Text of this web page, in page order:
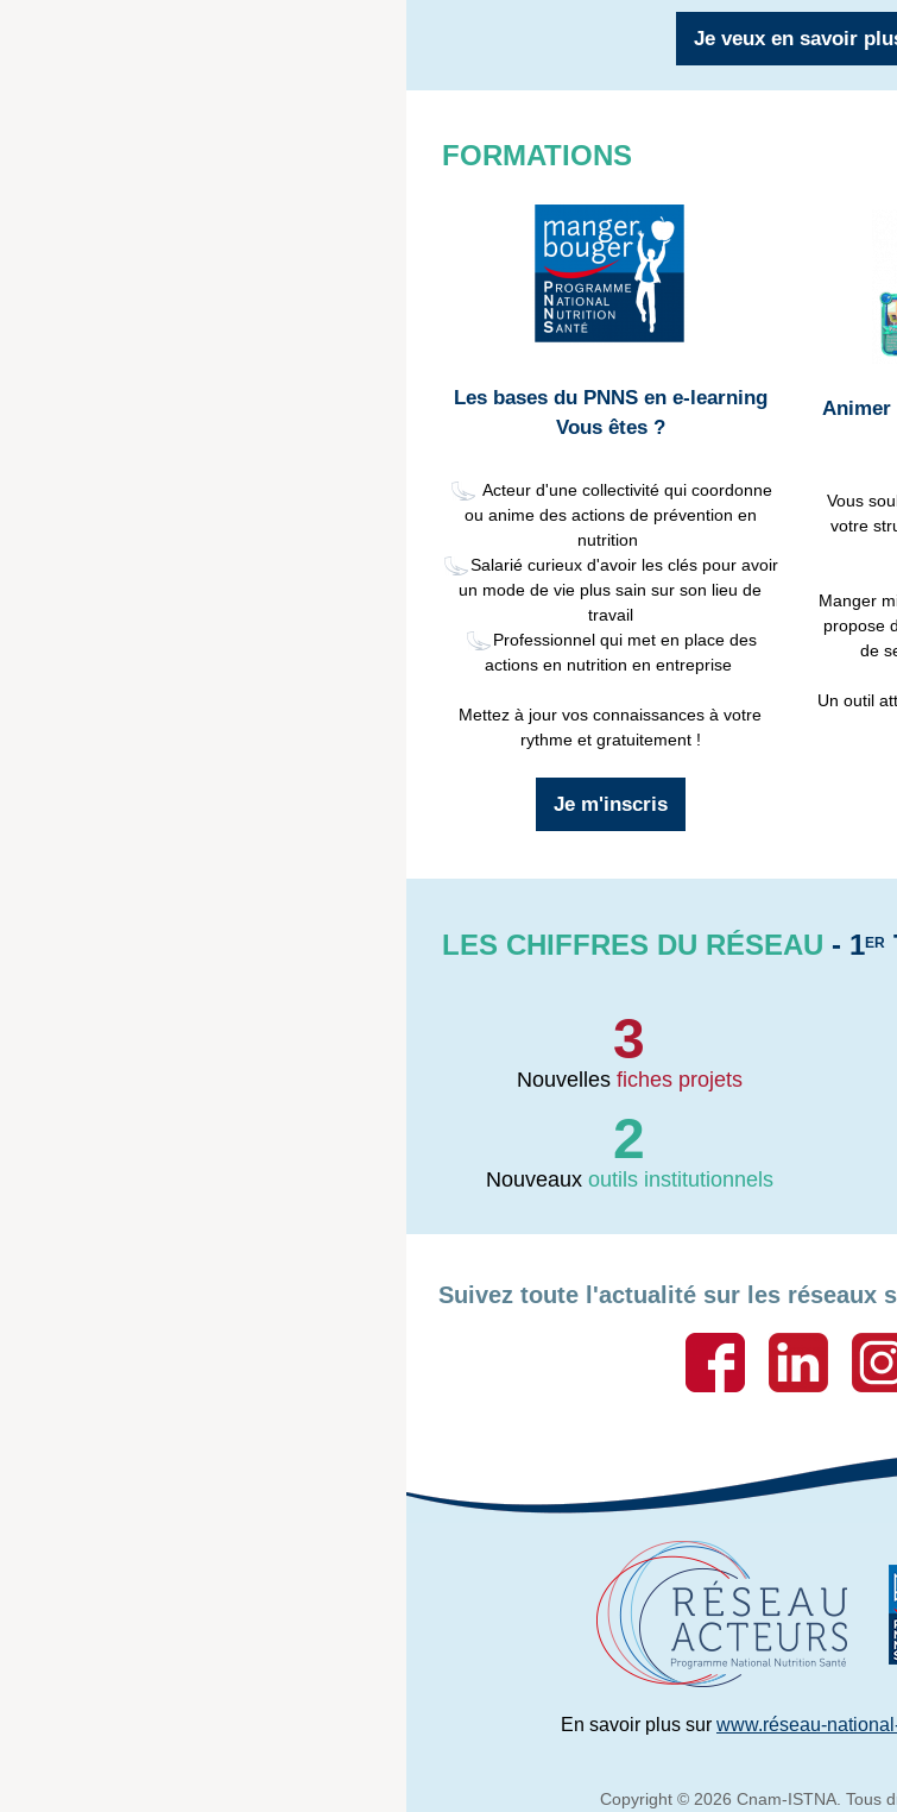
Je veux en savoir
FORMATIONS
Les bases du PNNS en e-learning
Vous êtes ?
Acteur d'une collectivité qui coordonne
ou anime des actions de prévention en
nutrition
Salarié curieux d'avoir les clés pour avoir
un mode de vie plus sain sur son lieu de
travail
Professionnel qui met en place des
actions en nutrition en entreprise
Mettez à jour vos connaissances à votre
rythme et gratuitement !
Je m'inscris
Animer
Vous
votre
Manger
propose
de
Un outil
LES CHIFFRES DU RÉSEAU - 1ER
3
Nouvelles fiches projets
2
Nouveaux outils institutionnels
Suivez toute l'actualité sur les réseaux
En savoir plus sur www.réseau-
Copyright © 2026 Cnam-ISTNA. Tous